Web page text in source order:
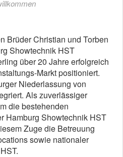
Brüder Christian und Torben
Showtechnik HST
über 20 Jahre erfolgreich
Markt positioniert.
Niederlassung von
Als zuverlässiger
die bestehenden
Hamburg Showtechnik HST
Zuge die Betreuung
sowie nationaler